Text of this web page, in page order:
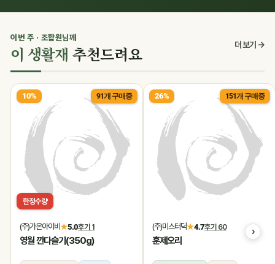
이번 주 · 조합원님께
이 생활재 추천드려요 더 보기 →
10% 91개 구매중
한정수량
(주)가온아이비 ★5.0후기 1
영월 깐다슬기(350g)
26% 151개 구매중
(주)미스터덕★4.7후기 60
훈제오리